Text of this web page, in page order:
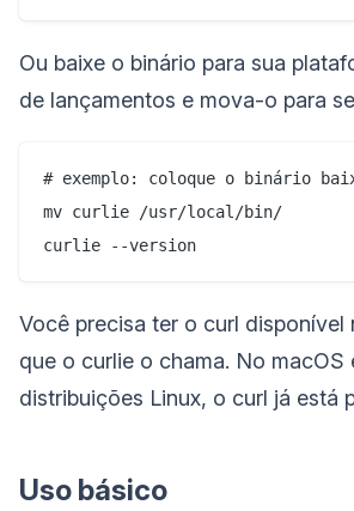
Ou baixe o binário para sua
de lançamentos e mova-o para
# exemplo: coloque o binário
mv curlie /usr/local/bin/
Você precisa ter o curl disponível
que o curlie o chama. No macOS
distribuições Linux, o curl já está
Uso básico